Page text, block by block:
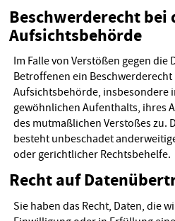
Beschwerderecht bei
Aufsichtsbehörde
Im Falle von Verstößen gegen die
Betroffenen ein
Aufsichtsbehörde, insbesondere
gewöhnlichen Aufenthalts, ihres
des mutmaßlichen Verstoßes zu.
besteht unbeschadet
oder gerichtlicher Rechtsbehelfe.
Recht auf
Sie haben das Recht, Daten, die